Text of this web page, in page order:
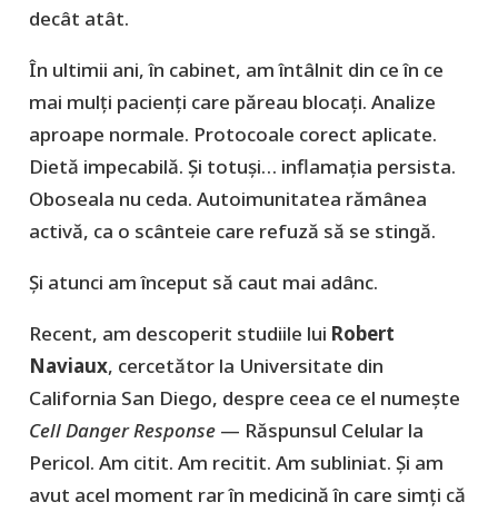
decât atât.
În ultimii ani, în cabinet, am întâlnit din ce în ce
mai mulți pacienți care păreau blocați. Analize
aproape normale. Protocoale corect aplicate.
Dietă impecabilă. Și totuși… inflamația persista.
Oboseala nu ceda. Autoimunitatea rămânea
activă, ca o scânteie care refuză să se stingă.
Și atunci am început să caut mai adânc.
Recent, am descoperit studiile lui Robert
Naviaux, cercetător la Universitate din
California San Diego, despre ceea ce el numește
Cell Danger Response— Răspunsul Celular la
Pericol. Am citit. Am recitit. Am subliniat. Și am
avut acel moment rar în medicină în care simți că